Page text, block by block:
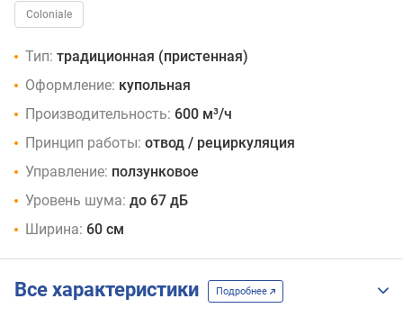
Coloniale
Тип: традиционная (пристенная)
Оформление: купольная
Производительность: 600 м³/ч
Принцип работы: отвод / рециркуляция
Управление: ползунковое
Уровень шума: до 67 дБ
Ширина: 60 см
Все характеристики Подробнее